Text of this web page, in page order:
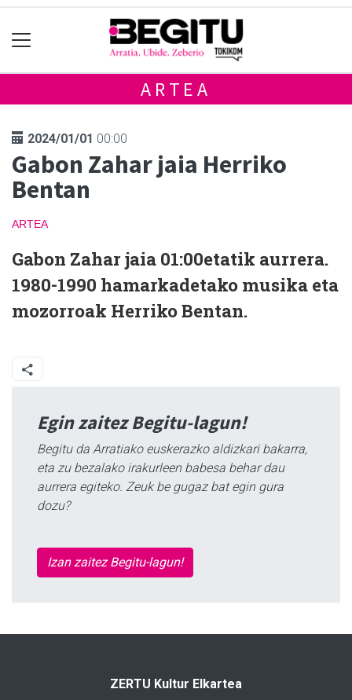
ARTEA
2024/01/01 00:00
Gabon Zahar jaia Herriko
Bentan
ARTEA
Gabon Zahar jaia 01:00etatik aurrera.
1980-1990 hamarkadetako musika eta
mozorroak Herriko Bentan.
Egin zaitez Begitu-lagun!
Begitu da Arratiako euskerazko aldizkari bakarra,
eta zu bezalako irakurleen babesa behar dau
aurrera egiteko. Zeuk be gugaz bat egin gura
dozu?
Izan zaitez Begitu-lagun!
ZERTU Kultur Elkartea